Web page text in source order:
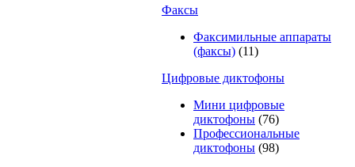
Факсы
Факсимильные аппараты
(факсы) (11)
Цифровые диктофоны
Мини цифровые
диктофоны (76)
Профессиональные
диктофоны (98)